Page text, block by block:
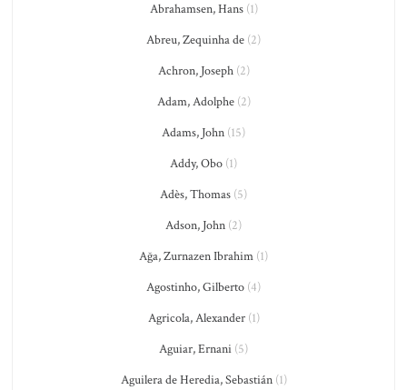
Abrahamsen, Hans(1)
Abreu, Zequinha de (2)
Achron, Joseph(2)
Adam, Adolphe(2)
Adams, John (15)
Addy, Obo (1)
Adès, Thomas (5)
Adson, John (2)
Ağa, Zurnazen Ibrahim (1)
Agostinho, Gilberto (4)
Agricola, Alexander(1)
Aguiar, Ernani (5)
Aguilera de Heredia, Sebastián(1)